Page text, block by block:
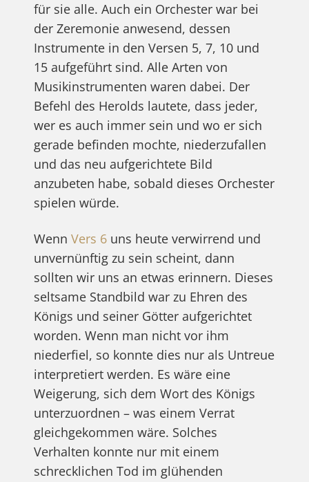
für sie alle. Auch ein Orchester war bei
der Zeremonie anwesend, dessen
Instrumente in den Versen 5, 7, 10 und
15 aufgeführt sind. Alle Arten von
Musikinstrumenten waren dabei. Der
Befehl des Herolds lautete, dass jeder,
wer es auch immer sein und wo er sich
gerade befinden mochte, niederzufallen
und das neu aufgerichtete Bild
anzubeten habe, sobald dieses Orchester
spielen würde.
Wenn Vers 6uns heute verwirrend und
unvernünftig zu sein scheint, dann
sollten wir uns an etwas erinnern. Dieses
seltsame Standbild war zu Ehren des
Königs und seiner Götter aufgerichtet
worden. Wenn man nicht vor ihm
niederfiel, so konnte dies nur als Untreue
interpretiert werden. Es wäre eine
Weigerung, sich dem Wort des Königs
unterzuordnen – was einem Verrat
gleichgekommen wäre. Solches
Verhalten konnte nur mit einem
schrecklichen Tod im glühenden